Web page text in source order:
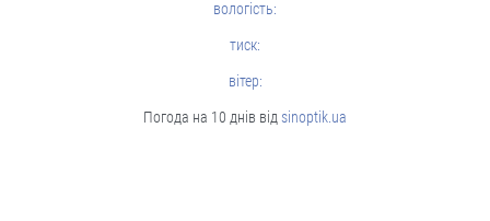
вологість:
тиск:
вітер:
Погода на 10 днів від sinoptik.ua